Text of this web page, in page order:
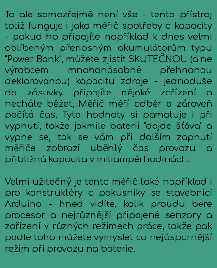
To ale samozřejmě není vše - tento přístroj
totiž funguje i jako měřič spotřeby a kapacity
- pokud ho připojíte například k dnes velmi
oblíbeným přenosným akumulátorům typu
"Power Bank", můžete zjistit SKUTEČNOU (a ne
výrobcem mnohonásobně přehnanou
deklarovanou) kapacitu zdroje - jednoduše
do zásuvky připojíte nějaké zařízení a
necháte běžet, Měřič měří odběr a zároveň
počítá čas. Tyto hodnoty si pamatuje i při
vypnutí, takže jakmile baterii "dojde šťáva" a
vypne se, tak se vám při dalším zapnutí
měřiče zobrazí uběhlý čas provozu a
přibližná kapacita v miliampérhodinách.
Velmi užitečný je tento měřič také například i
pro konstruktéry a pokusníky se stavebnicí
Arduino - hned vidíte, kolik proudu bere
procesor a nejrůznější připojené senzory a
zařízení v různých režimech práce, takže pak
podle toho můžete vymyslet co nejúspornější
režim při provozu na baterie.